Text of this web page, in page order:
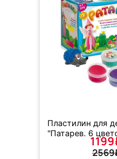
Пластилин для
"Патарев. 6